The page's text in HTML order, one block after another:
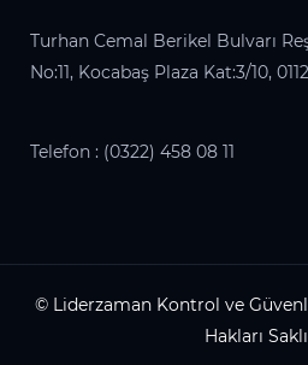
Turhan Cemal Berikel Bulvarı
No:11, Kocabaş Plaza Kat:3/10,
Telefon : (0322) 458 08 11
© Liderzaman Kontrol ve
Hakları